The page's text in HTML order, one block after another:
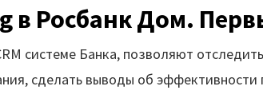
в Росбанк Дом.
системе Банка, позволяют
сделать выводы об